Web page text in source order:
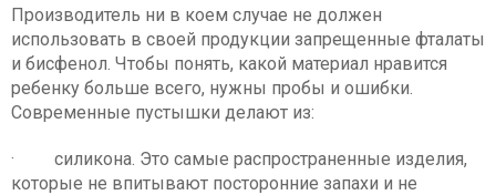
Производитель ни в коем случае не должен
использовать в своей продукции запрещенные фталаты
и бисфенол. Чтобы понять, какой материал нравится
ребенку больше всего, нужны пробы и ошибки.
Современные пустышки делают из:
· силикона. Это самые распространенные изделия,
которые не впитывают посторонние запахи и не